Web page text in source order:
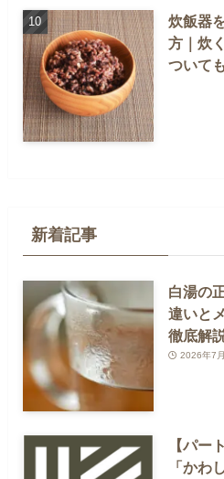
炊飯器
方｜炊
ついて
新着記事
白湯の
違いと
徹底解
2026年7
【パー
「かわ